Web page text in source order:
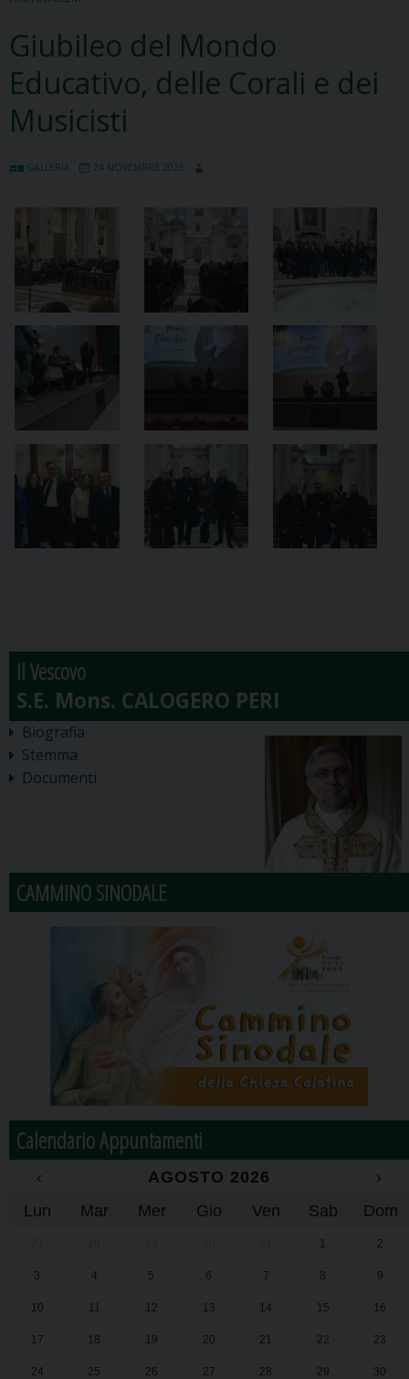
Giubileo del Mondo
Educativo, delle Corali e dei
Musicisti
GALLERIA 24 NOVEMBRE 2025
Il Vescovo
Biografia
Stemma
Documenti
CAMMINO SINODALE
Calendario Appuntamenti
‹ AGOSTO 2026
›
Lun
Mar Mer Gio Ven Sab Dom
1 2
3 4 5 6 7 8 9
10 11 12 13 14 15 16
17 18 19 20 21 22 23
24 25 26 27 28 29 30